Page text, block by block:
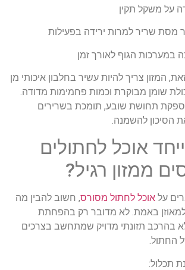
על משקל תקין
מסת שריר למרות ירידה בפעילות
במערכות הגוף לאורך זמן
המזון צריך להיות עשיר בחלבון איכותי מן
שומן מבוקרת וכמות פחמימות מדודה.
מספקת תחושת שובע, תומכת בשרירים
הסיכון להשמנה.
אוכל לחתולים
ממזון רגיל?
על אוכל לחתול מסורס, חשוב להבין מה
למאוזן באמת. לא מדובר רק בהפחתת
בהרכב תזונתי מדויק שמתחשב בצרכים
החתול.
תכלול: